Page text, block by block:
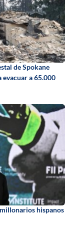
de Spokane
evacuar a 65.000
hispanos